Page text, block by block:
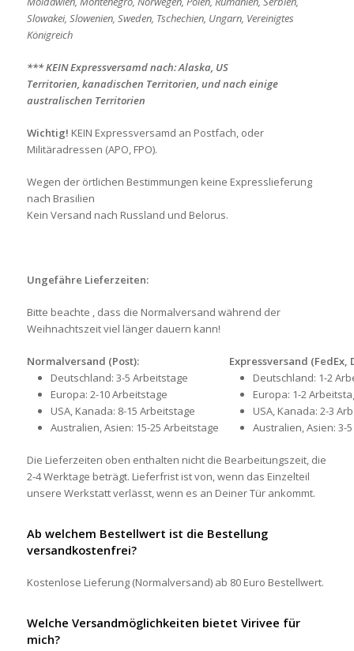
Slowakei, Slowenien, Sweden, Tschechien, Ungarn, Vereinigtes
Königreich
*** KEIN Expressversamd nach: Alaska, US
Territorien, kanadischen Territorien, und nach einige
australischen Territorien
Wichtig! KEIN Expressversamd an Postfach, oder
Militäradressen (APO, FPO).
Wegen der örtlichen Bestimmungen keine Expresslieferung
nach Brasilien
Kein Versand nach Russland und Belorus.
Ungefähre Lieferzeiten:
Bitte beachte , dass die Normalversand während der
Weihnachtszeit viel länger dauern kann!
Normalversand (Post):
Expressversand (FedEx,
Deutschland: 3-5 Arbeitstage
Europa: 2-10 Arbeitstage
USA, Kanada: 8-15 Arbeitstage
Australien, Asien: 15-25 Arbeitstage
Deutschland: 1-2
Europa: 1-2
USA, Kanada: 2-3
Australien, Asien: 3-
Die Lieferzeiten oben enthalten nicht die Bearbeitungszeit, die
2-4 Werktage beträgt. Lieferfrist ist von, wenn das Einzelteil
unsere Werkstatt verlässt, wenn es an Deiner Tür ankommt.
Ab welchem Bestellwert ist die Bestellung
versandkostenfrei?
Kostenlose Lieferung (Normalversand) ab 80 Euro Bestellwert.
Welche Versandmöglichkeiten bietet Virivee für
mich?